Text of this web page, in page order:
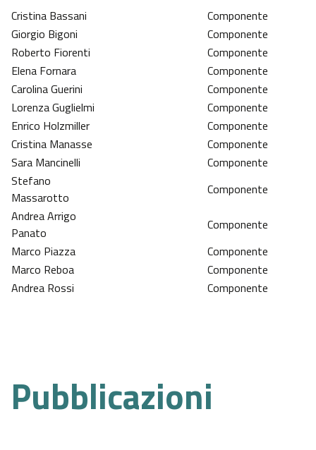
Cristina Bassani
Componente
Giorgio Bigoni
Componente
Roberto Fiorenti
Componente
Elena Fornara
Componente
Carolina Guerini
Componente
Lorenza Guglielmi
Componente
Enrico Holzmiller
Componente
Cristina Manasse
Componente
Sara Mancinelli
Componente
Stefano
Massarotto
Componente
Andrea Arrigo
Panato
Componente
Marco Piazza
Componente
Marco Reboa
Componente
Andrea Rossi
Componente
Pubblicazioni